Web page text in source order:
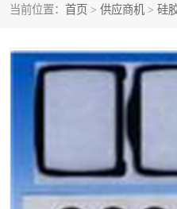
当前位置： 首页 > 供应商机 > 硅
PORON泡棉
佛橡胶泡棉